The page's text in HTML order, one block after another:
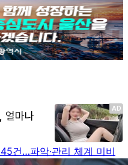
건…파악·관리 체계 미비